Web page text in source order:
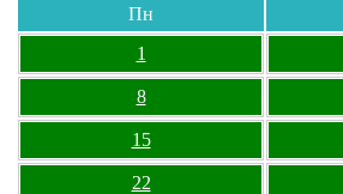
Пн
1
8
15
22